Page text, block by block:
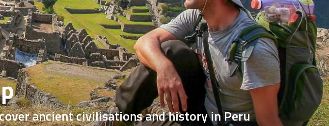
ancient civilisations and history in Peru